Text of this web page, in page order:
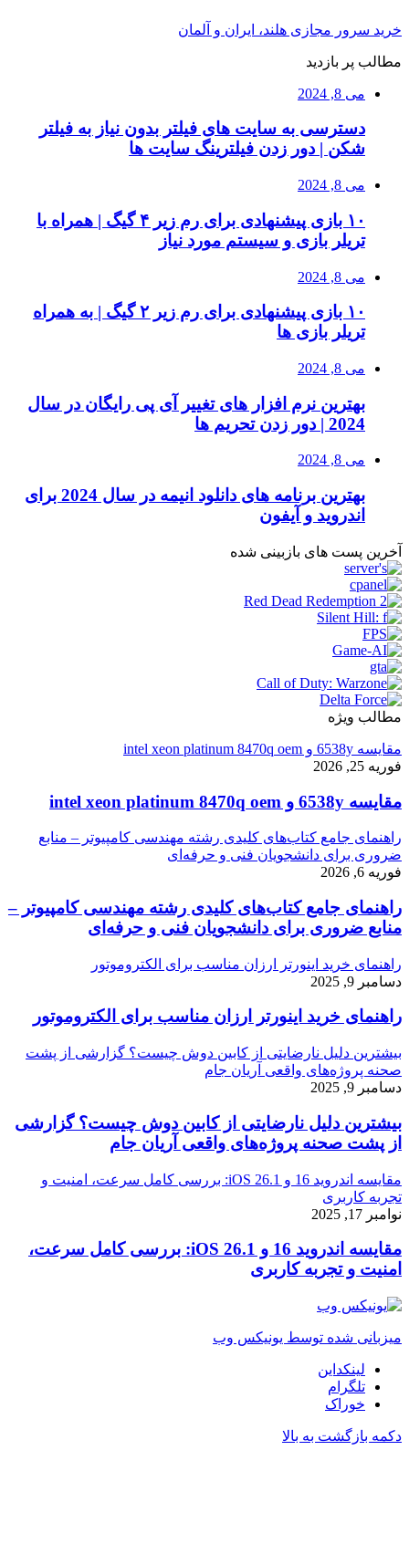
خرید سرور مجازی هلند، ایران و آلمان
مطالب پر بازدید
می 8, 2024
دسترسی به سایت های فیلتر بدون نیاز به فیلتر
شکن | دور زدن فیلترینگ سایت ها
می 8, 2024
۱۰ بازی پیشنهادی برای رم زیر ۴ گیگ | همراه با
تریلر بازی و سیستم مورد نیاز
می 8, 2024
۱۰ بازی پیشنهادی برای رم زیر ۲ گیگ | به همراه
تریلر بازی ها
می 8, 2024
بهترین نرم افزار های تغییر آی پی رایگان در سال
2024 | دور زدن تحریم ها
می 8, 2024
بهترین برنامه های دانلود انیمه در سال 2024 برای
اندروید و آیفون
آخرین پست های بازبینی شده
مطالب ویژه
مقایسه 6538y و intel xeon platinum 8470q oem
فوریه 25, 2026
مقایسه 6538y و intel xeon platinum 8470q oem
راهنمای جامع کتاب‌های کلیدی رشته مهندسی کامپیوتر – منابع
ضروری برای دانشجویان فنی و حرفه‌ای
فوریه 6, 2026
راهنمای جامع کتاب‌های کلیدی رشته مهندسی کامپیوتر –
منابع ضروری برای دانشجویان فنی و حرفه‌ای
راهنمای خرید اینورتر ارزان مناسب برای الکتروموتور
دسامبر 9, 2025
راهنمای خرید اینورتر ارزان مناسب برای الکتروموتور
بیشترین دلیل نارضایتی از کابین دوش چیست؟ گزارشی از پشت
صحنه پروژه‌های واقعی آریان جام
دسامبر 9, 2025
بیشترین دلیل نارضایتی از کابین دوش چیست؟ گزارشی
از پشت صحنه پروژه‌های واقعی آریان جام
مقایسه اندروید 16 و iOS 26.1: بررسی کامل سرعت، امنیت و
تجربه کاربری
نوامبر 17, 2025
مقایسه اندروید 16 و iOS 26.1: بررسی کامل سرعت،
امنیت و تجربه کاربری
میزبانی شده توسط یونیکس وب
لینکداین
تلگرام
خوراک
دکمه بازگشت به بالا